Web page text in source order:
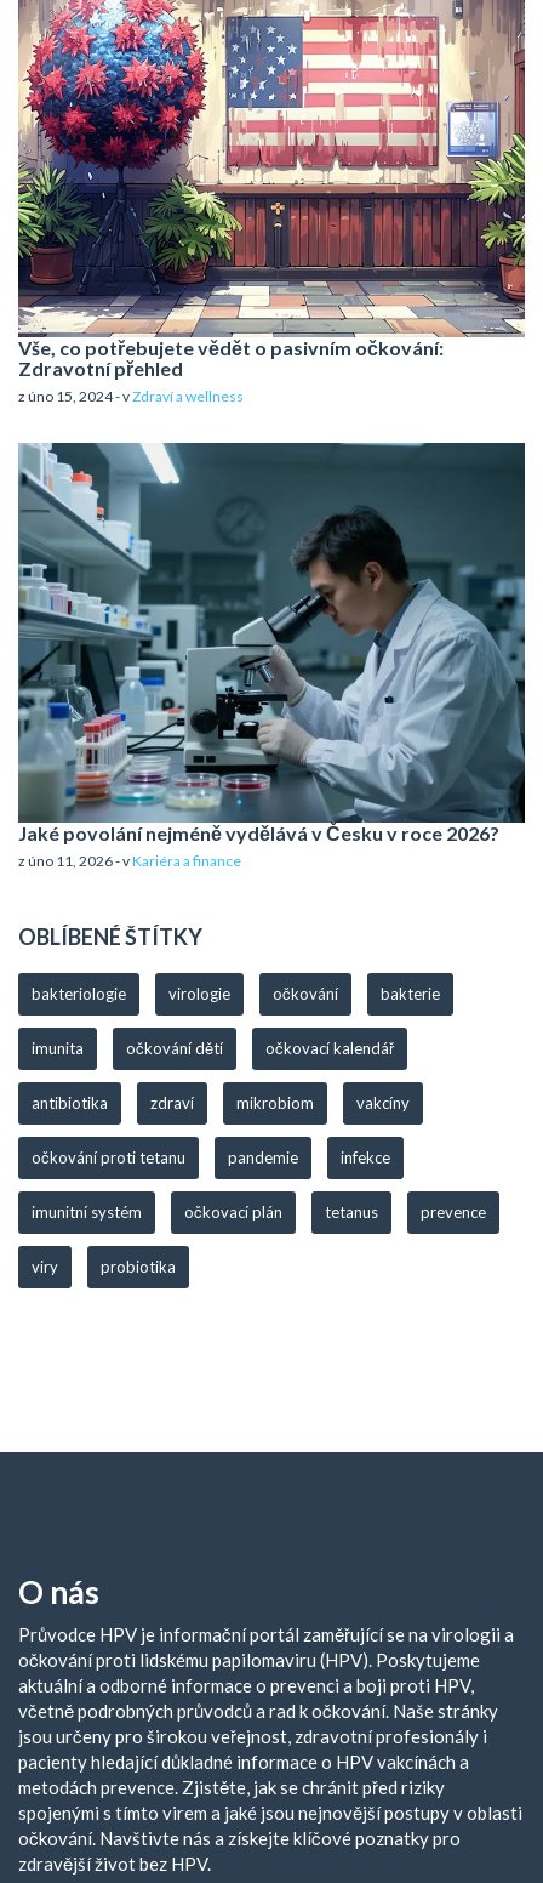
Vše, co potřebujete vědět o pasivním očkování:
Zdravotní přehled
z úno 15, 2024 - vZdraví a wellness
Jaké povolání nejméně vydělává v Česku v roce 2026?
z úno 11, 2026 - vKariéra a finance
OBLÍBENÉ ŠTÍTKY
bakteriologie virologie očkování bakterie
imunita očkování dětí očkovací kalendář
antibiotika zdraví mikrobiom vakcíny
očkování proti tetanu pandemie infekce
imunitní systém očkovací plán tetanus prevence
viry probiotika
O nás
Průvodce HPV je informační portál zaměřující se na virologii a
očkování proti lidskému papilomaviru (HPV). Poskytujeme
aktuální a odborné informace o prevenci a boji proti HPV,
včetně podrobných průvodců a rad k očkování. Naše stránky
jsou určeny pro širokou veřejnost, zdravotní profesionály i
pacienty hledající důkladné informace o HPV vakcínách a
metodách prevence. Zjistěte, jak se chránit před riziky
spojenými s tímto virem a jaké jsou nejnovější postupy v oblasti
očkování. Navštivte nás a získejte klíčové poznatky pro
zdravější život bez HPV.